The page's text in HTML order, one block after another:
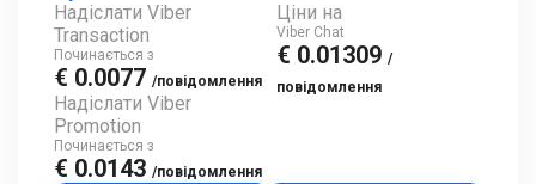
Надіслати Viber
Transaction
Починається з
€ 0.0077 /повідомлення
Надіслати Viber
Promotion
Починається з
€ 0.0143 /повідомлення
Ціни на
Viber Chat
€ 0.01309 /
повідомлення